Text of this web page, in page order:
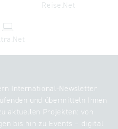
Reise.Net
International-Newsletter
und übermitteln Ihnen
aktuellen Projekten: von
bis hin zu Events – digital